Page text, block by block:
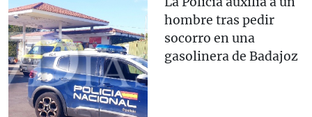
hombre tras pedir
socorro en una
gasolinera de Badajoz